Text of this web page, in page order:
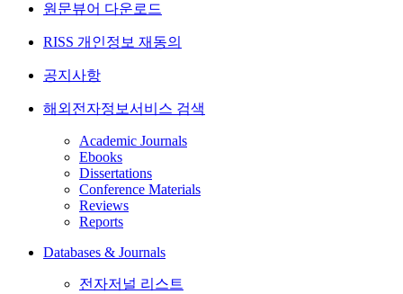
원문뷰어 다운로드
RISS 개인정보 재동의
공지사항
해외전자정보서비스 검색
Academic Journals
Ebooks
Dissertations
Conference Materials
Reviews
Reports
Databases & Journals
전자저널 리스트